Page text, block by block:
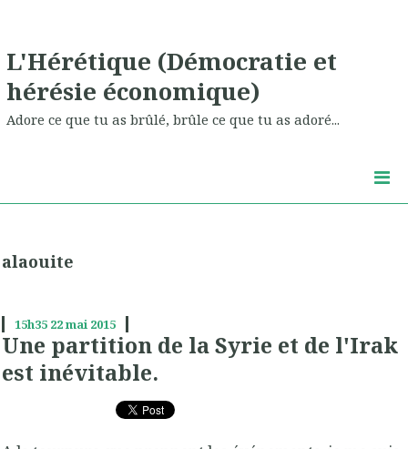
L'Hérétique (Démocratie et
hérésie économique)
Adore ce que tu as brûlé, brûle ce que tu as adoré...
alaouite
15h35 22mai 2015
Une partition de la Syrie et de l'Irak
est inévitable.